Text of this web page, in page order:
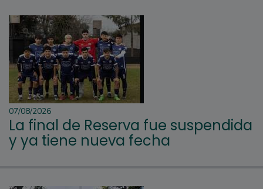
07/08/2026
La final de Reserva fue suspendida
y ya tiene nueva fecha